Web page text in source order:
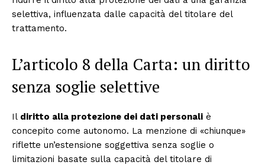
selettiva, influenzata dalle capacità del titolare del
trattamento.
L’articolo 8 della Carta: un diritto
senza soglie selettive
Il diritto alla protezione dei dati personali è
concepito come autonomo. La menzione di «chiunque»
riflette un’estensione soggettiva senza soglie o
limitazioni basate sulla capacità del titolare di